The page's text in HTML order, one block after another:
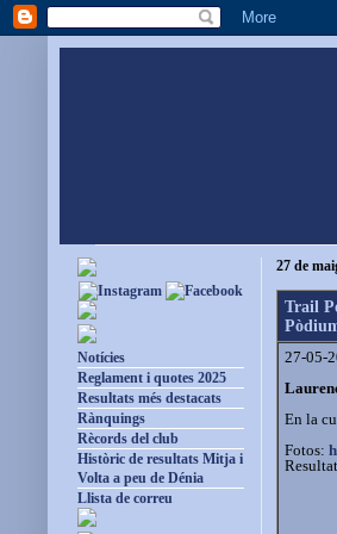
27 de
Trail
27-05-
En la
Fotos:
Notícies
Reglament i quotes 2025
Resultats més destacats
Rànquings
Rècords del club
Històric de resultats Mitja i
Volta a peu de Dénia
Llista de correu